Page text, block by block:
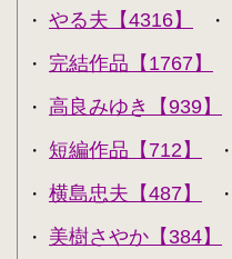
・ やる夫【4316】 ・
・ 完結作品【1767】
・ 高良みゆき【939】
・ 短編作品【712】 ・
・ 横島忠夫【487】 ・
・ 美樹さやか【384】